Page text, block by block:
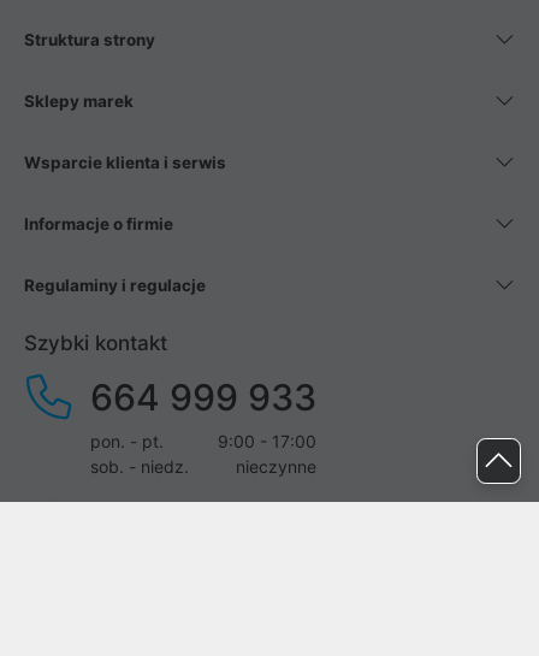
Struktura strony
Sklepy marek
Wsparcie klienta i serwis
Informacje o firmie
Regulaminy i regulacje
Szybki kontakt
664 999 933
pon. - pt.
9:00 - 17:00
sob. - niedz.
nieczynne